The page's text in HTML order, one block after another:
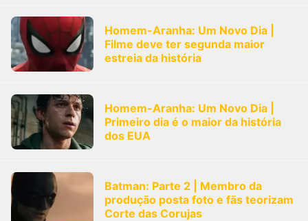
Homem-Aranha: Um Novo Dia |
Filme deve ter segunda maior
estreia da história
Homem-Aranha: Um Novo Dia |
Primeiro dia é o maior da história
dos EUA
Batman: Parte 2 | Membro da
produção posta foto e fãs teorizam
Corte das Corujas